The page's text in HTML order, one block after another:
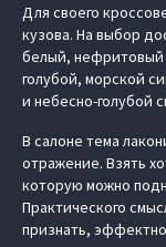
Для своего
кузова. На выбор
белый, нефритовый
голубой, морской
и небесно-голубой
В салоне тема
отражение. Взять
которую можно
Практического
признать,